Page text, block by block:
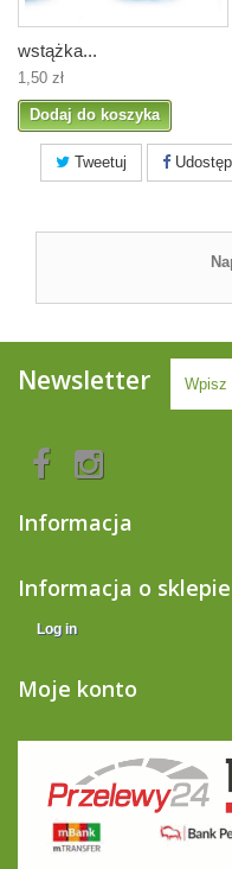
wstążka...
1,50 zł
Dodaj do koszyka
Tweetuj
Newsletter
Informacja
Informacja o sklepie
Log in
Moje konto